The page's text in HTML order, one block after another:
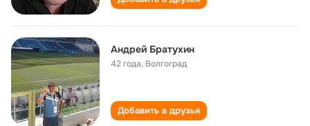
Андрей Братухин
42 года, Волгоград
Добавить в друзья